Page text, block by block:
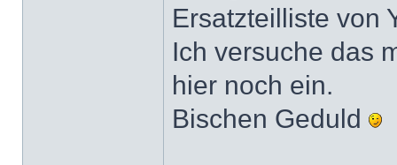
Ersatzteilliste von
Ich versuche das
hier noch ein.
Bischen Geduld